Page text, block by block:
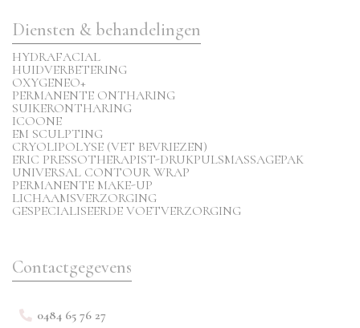
Diensten & behandelingen
HYDRAFACIAL
HUIDVERBETERING
OXYGENEO+
PERMANENTE ONTHARING
SUIKERONTHARING
ICOONE
EM SCULPTING
CRYOLIPOLYSE (VET BEVRIEZEN)
ERIC PRESSOTHERAPIST-DRUKPULSMASSAGEPAK
UNIVERSAL CONTOUR WRAP
PERMANENTE MAKE-UP
LICHAAMSVERZORGING
GESPECIALISEERDE VOETVERZORGING
Contactgegevens
0484 65 76 27